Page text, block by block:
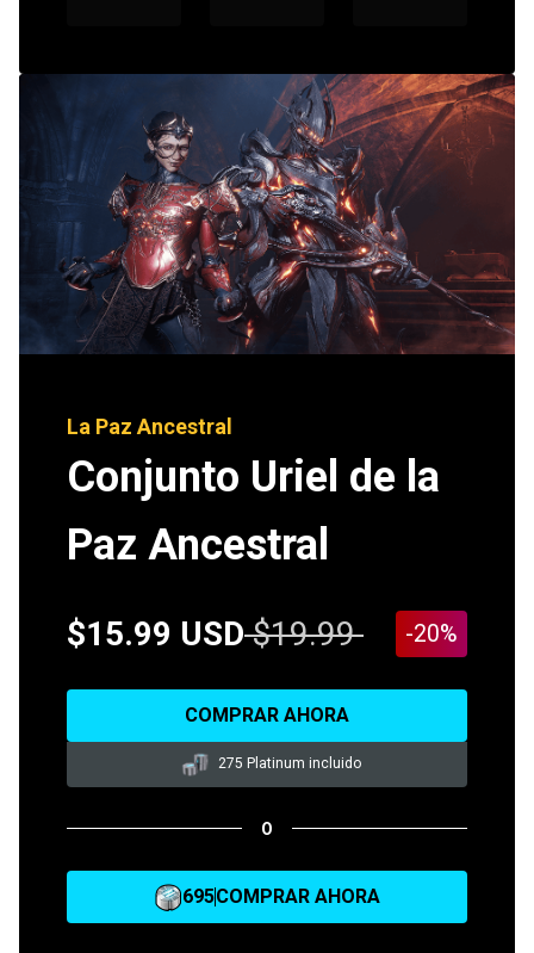
La Paz Ancestral
Conjunto Uriel de la
Paz Ancestral
$15.99 USD $19.99 -20%
COMPRAR AHORA
275 Platinum incluido
O
695COMPRAR AHORA